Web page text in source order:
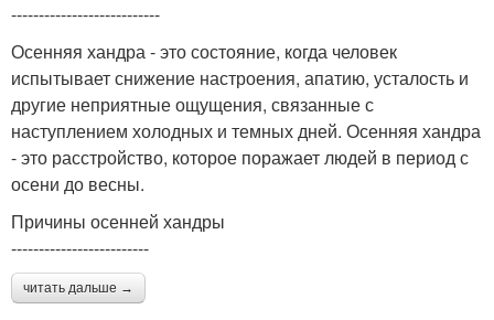
---------------------------
Осенняя хандра - это состояние, когда человек
испытывает снижение настроения, апатию, усталость и
другие неприятные ощущения, связанные с
наступлением холодных и темных дней. Осенняя хандра
- это расстройство, которое поражает людей в период с
осени до весны.
Причины осенней хандры
-------------------------
читать дальше →